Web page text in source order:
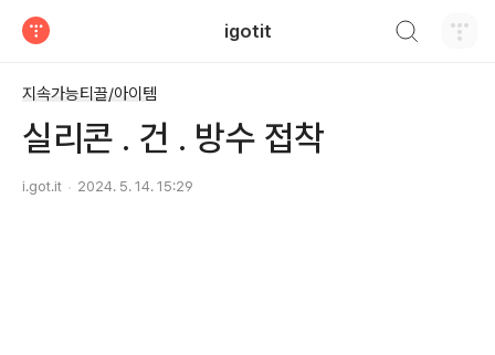
igotit
지속가능티끌/아이템
실리콘 . 건 . 방수 접착
i.got.it 2024. 5. 14. 15:29